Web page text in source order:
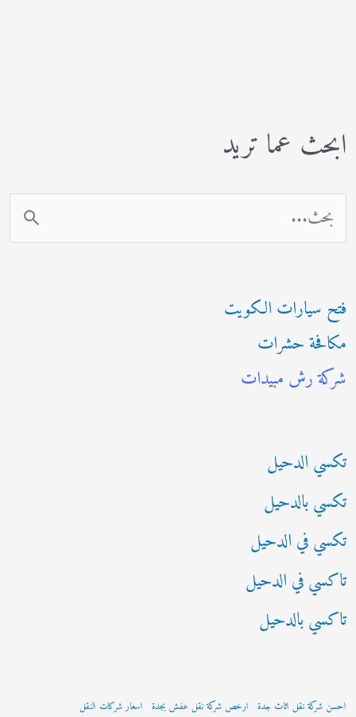
ابحث عما تريد
ل
ح
ث
ع
:
فتح سيارات الكويت
مكافحة حشرات
شركة رش مبيدات
تكسي الدحيل
تكسي بالدحيل
تكسي في الدحيل
تاكسي في الدحيل
تاكسي بالدحيل
احسن شركة نقل اثاث جدة ارخص شركة نقل عفش بجدة اسعار شركات النقل